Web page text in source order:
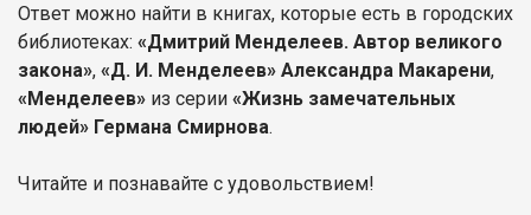
Ответ можно найти в книгах, которые есть в городских
библиотеках: «Дмитрий Менделеев. Автор великого
закона», «Д. И. Менделеев» Александра Макарени,
«Менделеев» из серии «Жизнь замечательных
людей» Германа Смирнова.
Читайте и познавайте с удовольствием!